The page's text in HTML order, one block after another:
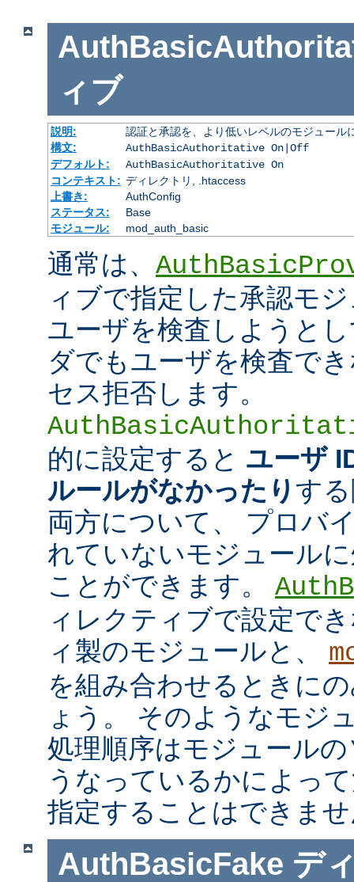
ィブ
説明:
認証と承認を、より低いレベルのモジュール
構文:
AuthBasicAuthoritative On|Off
デフォルト:
AuthBasicAuthoritative On
コンテキスト: ディレクトリ, .htaccess
上書き:
AuthConfig
ステータス:
Base
モジュール:
mod_auth_basic
通常は、
ィブで指定した承認モ
ユーザを検査しようと
ダでもユーザを検査で
セス拒否します。
的に設定すると ユーザ
ルールがなかったり す
両方について、 プロバ
れていないモジュール
ことができます。
ィレクティブで設定で
ィ製のモジュールと、
を組み合わせるときに
ょう。 そのようなモジ
処理順序はモジュール
うなっているかによっ
指定することはできま
AuthBasicFake デ